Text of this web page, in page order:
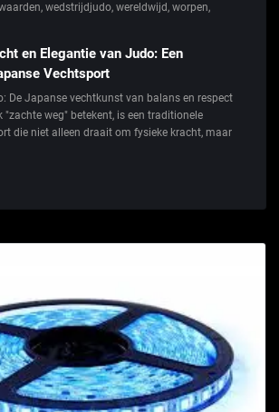
, wedstrijdjudo, wereldwijd, worpen,
en Elegantie van Judo: Een
Vechtsport
De Japanse vechtkunst van balans en respect
weg" betekent, is een traditionele
die niet alleen draait om fysieke kracht, maar